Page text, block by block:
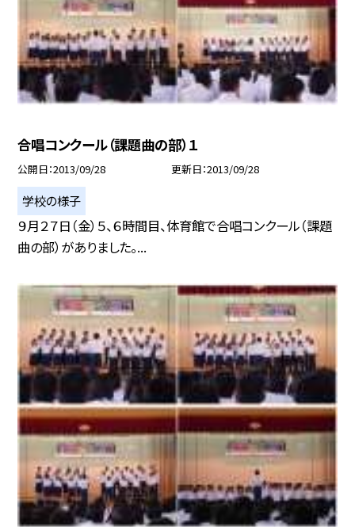
合唱コンクール（課題曲の部）１
公開日 2013/09/28 更新日 2013/09/28
学校の様子
９月２７日（金）５、６時間目、体育館で合唱コンクール（課題
曲の部）がありました。...